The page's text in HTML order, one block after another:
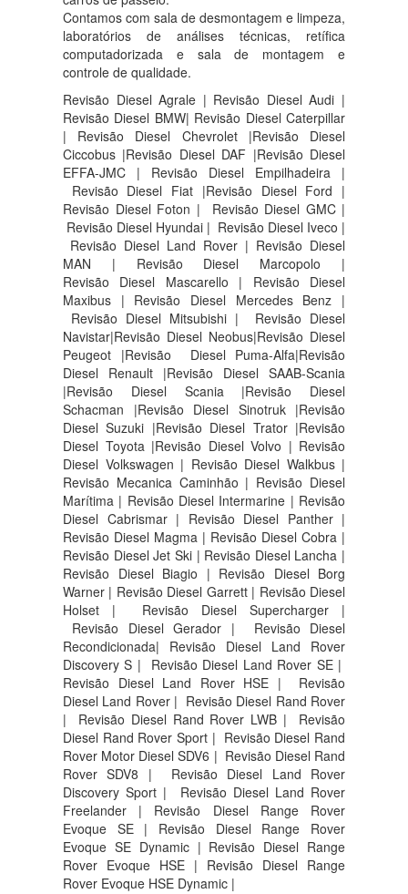
Contamos com sala de desmontagem e limpeza,
laboratórios de análises técnicas, retífica
computadorizada e sala de montagem e
controle de qualidade.
Revisão Diesel Agrale | Revisão Diesel Audi |
Revisão Diesel BMW| Revisão Diesel Caterpillar
| Revisão Diesel Chevrolet |Revisão Diesel
Ciccobus |Revisão Diesel DAF |Revisão Diesel
EFFA-JMC | Revisão Diesel Empilhadeira |
Revisão Diesel Fiat |Revisão Diesel Ford |
Revisão Diesel Foton | Revisão Diesel GMC |
Revisão Diesel Hyundai | Revisão Diesel Iveco |
Revisão Diesel Land Rover | Revisão Diesel
MAN | Revisão Diesel Marcopolo |
Revisão Diesel Mascarello | Revisão Diesel
Maxibus | Revisão Diesel Mercedes Benz |
Revisão Diesel Mitsubishi | Revisão Diesel
Navistar|Revisão Diesel Neobus|Revisão Diesel
Peugeot |Revisão Diesel Puma-Alfa|Revisão
Diesel Renault |Revisão Diesel SAAB-Scania
|Revisão Diesel Scania |Revisão Diesel
Schacman |Revisão Diesel Sinotruk |Revisão
Diesel Suzuki |Revisão Diesel Trator |Revisão
Diesel Toyota |Revisão Diesel Volvo | Revisão
Diesel Volkswagen | Revisão Diesel Walkbus |
Revisão Mecanica Caminhão | Revisão Diesel
Marítima | Revisão Diesel Intermarine | Revisão
Diesel Cabrismar | Revisão Diesel Panther |
Revisão Diesel Magma | Revisão Diesel Cobra |
Revisão Diesel Jet Ski | Revisão Diesel Lancha |
Revisão Diesel Biagio | Revisão Diesel Borg
Warner | Revisão Diesel Garrett | Revisão Diesel
Holset | Revisão Diesel Supercharger |
Revisão Diesel Gerador | Revisão Diesel
Recondicionada| Revisão Diesel Land Rover
Discovery S |
Revisão Diesel Land Rover SE |
Revisão Diesel Land Rover HSE |
Revisão
Diesel Land Rover | Revisão Diesel Rand Rover
|
Revisão Diesel Rand Rover LWB |
Revisão
Diesel Rand Rover Sport | Revisão Diesel Rand
Rover Motor Diesel SDV6 | Revisão Diesel Rand
Rover SDV8 |
Revisão Diesel Land Rover
Discovery Sport |
Revisão Diesel Land Rover
Freelander | Revisão Diesel Range Rover
Evoque SE | Revisão Diesel Range Rover
Evoque SE Dynamic | Revisão Diesel Range
Rover Evoque HSE | Revisão Diesel Range
Rover Evoque HSE Dynamic |